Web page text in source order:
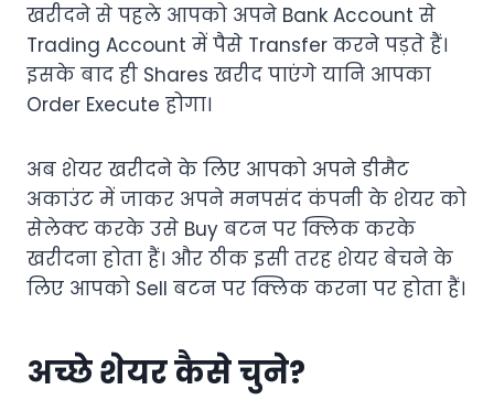
खरीदने से पहले आपको अपने Bank Account से
Trading Account में पैसे Transfer करने पड़ते हैं।
इसके बाद ही Shares खरीद पाएंगे यानि आपका
Order Execute होगा।
अब शेयर खरीदने के लिए आपको अपने डीमैट
अकाउंट में जाकर अपने मनपसंद कंपनी के शेयर को
सेलेक्ट करके उसे Buy बटन पर क्लिक करके
खरीदना होता हैं। और ठीक इसी तरह शेयर बेचने के
लिए आपको Sell बटन पर क्लिक करना पर होता हैं।
अच्छे शेयर कैसे चुने?